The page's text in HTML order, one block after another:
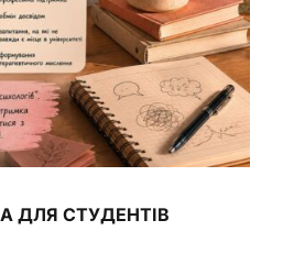
ДЛЯ СТУДЕНТІВ